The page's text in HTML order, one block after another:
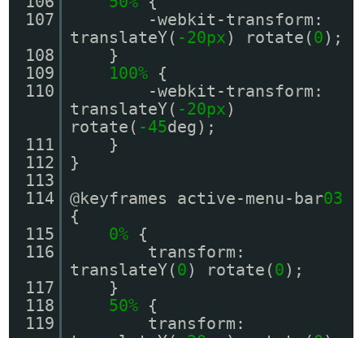
107
-webkit-transform:
translateY( -20px) rotate(0);
108
}
109
100% {
110
-webkit-transform:
translateY( -20px)
rotate( -45deg);
111
}
112
}
113
114
@keyframes active-menu-bar03
{
115
0% {
116
transform:
translateY(0) rotate(0);
117
}
118
50% {
119
transform: